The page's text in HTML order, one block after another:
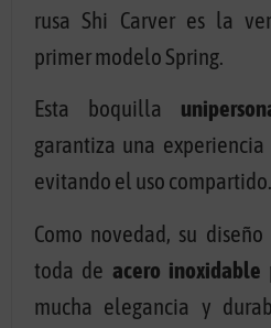
rusa Shi Carver es la
primer modelo Spring.
Esta boquilla
garantiza una
evitando el uso compartido.
Como novedad, su
toda de acero inoxidable
mucha elegancia y